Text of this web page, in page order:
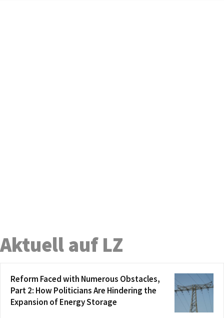
Aktuell auf LZ
Reform Faced with Numerous Obstacles,
Part 2: How Politicians Are Hindering the
Expansion of Energy Storage